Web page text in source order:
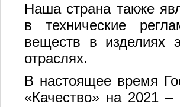
Наша страна также
в технические
веществ в изделиях
отраслях.
В настоящее время
«Качество» на 2021 –